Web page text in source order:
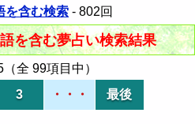
を含む検索 - 802回
を含む夢占い検索結果
全 99項目中）
3 ・・・ 最後